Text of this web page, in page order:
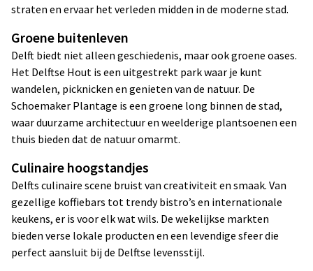
straten en ervaar het verleden midden in de moderne stad.
Groene buitenleven
Delft biedt niet alleen geschiedenis, maar ook groene oases.
Het Delftse Hout is een uitgestrekt park waar je kunt
wandelen, picknicken en genieten van de natuur. De
Schoemaker Plantage is een groene long binnen de stad,
waar duurzame architectuur en weelderige plantsoenen een
thuis bieden dat de natuur omarmt.
Culinaire hoogstandjes
Delfts culinaire scene bruist van creativiteit en smaak. Van
gezellige koffiebars tot trendy bistro’s en internationale
keukens, er is voor elk wat wils. De wekelijkse markten
bieden verse lokale producten en een levendige sfeer die
perfect aansluit bij de Delftse levensstijl.